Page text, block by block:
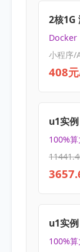
2核1G
小程序/
408
u1实
100%
u1实
100%